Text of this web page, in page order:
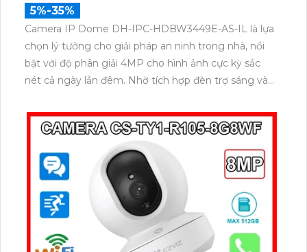
5%-35%
Camera IP Dome DH-IPC-HDBW3449E-AS-IL là lựa
chọn lý tưởng cho giải pháp an ninh trong nhà, nổi
bật với độ phân giải 4MP cho hình ảnh cực kỳ sắc
nét cả ngày lẫn đêm. Nhờ tích hợp đèn trợ sáng và
kiện ánh sáng yếu, đồng thời trang bị micro thu âm
nguồn POE, khe cắm thẻ nhớ đến 512GB và công
nghệ AI nhận diện chính xác người và phương tiện.